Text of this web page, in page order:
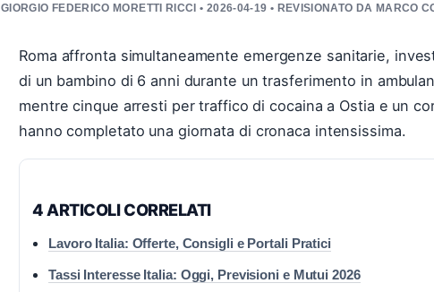
GIORGIO FEDERICO MORETTI RICCI • 2026-04-19 • REVISIONATO DA MARCO
Roma affronta simultaneamente emergenze sanitarie,
di un bambino di 6 anni durante un trasferimento in
mentre cinque arresti per traffico di cocaina a Ostia e un
hanno completato una giornata di cronaca intensissima.
4 ARTICOLI CORRELATI
Lavoro Italia: Offerte, Consigli e Portali Pratici
Tassi Interesse Italia: Oggi, Previsioni e Mutui 2026